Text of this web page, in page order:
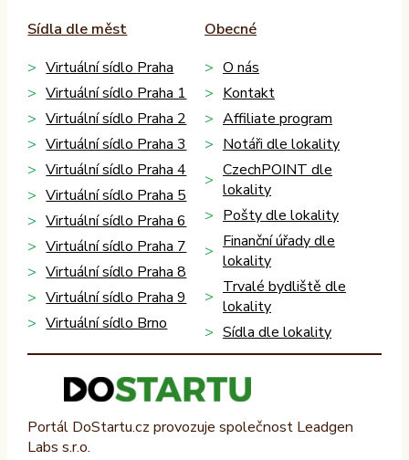
Sídla dle měst
Virtuální sídlo Praha
Virtuální sídlo Praha 1
Virtuální sídlo Praha 2
Virtuální sídlo Praha 3
Virtuální sídlo Praha 4
Virtuální sídlo Praha 5
Virtuální sídlo Praha 6
Virtuální sídlo Praha 7
Virtuální sídlo Praha 8
Virtuální sídlo Praha 9
Virtuální sídlo Brno
Obecné
O nás
Kontakt
Affiliate program
Notáři dle lokality
CzechPOINT dle
lokality
Pošty dle lokality
Finanční úřady dle
lokality
Trvalé bydliště dle
lokality
Sídla dle lokality
Portál DoStartu.cz provozuje společnost Leadgen
Labs s.r.o.